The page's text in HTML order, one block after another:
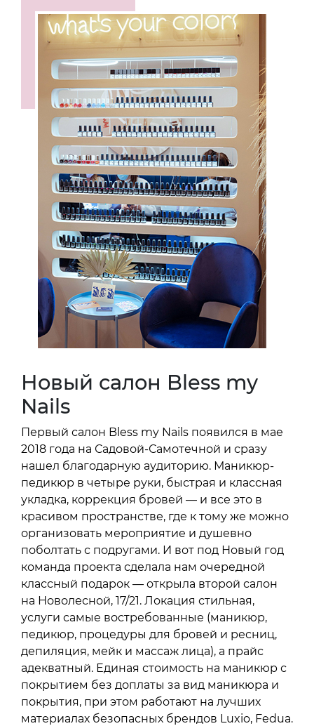
Новый салон Bless my
Nails
Первый салон Bless my Nails появился в мае
2018 года на Садовой-Самотечной и сразу
нашел благодарную аудиторию. Маникюр-
педикюр в четыре руки, быстрая и классная
укладка, коррекция бровей — и все это в
красивом пространстве, где к тому же можно
организовать мероприятие и душевно
поболтать с подругами. И вот под Новый год
команда проекта сделала нам очередной
классный подарок — открыла второй салон
на Новолесной, 17/21. Локация стильная,
услуги самые востребованные (маникюр,
педикюр, процедуры для бровей и ресниц,
депиляция, мейк и массаж лица), а прайс
адекватный. Единая стоимость на маникюр с
покрытием без доплаты за вид маникюра и
покрытия, при этом работают на лучших
материалах безопасных брендов Luxio, Fedua.